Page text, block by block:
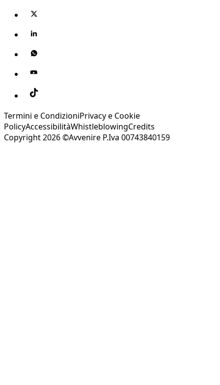
Termini e CondizioniPrivacy e Cookie
PolicyAccessibilitàWhistleblowingCredits
Copyright 2026 ©Avvenire P.Iva 00743840159